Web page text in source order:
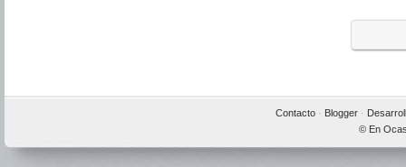
Contacto· Blogger·
© En